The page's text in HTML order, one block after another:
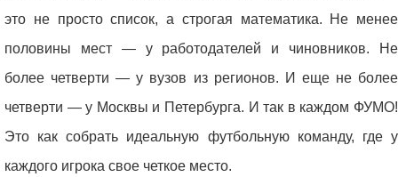
это не просто список, а строгая математика. Не менее
половины мест — у работодателей и чиновников. Не
более четверти — у вузов из регионов. И еще не более
четверти — у Москвы и Петербурга. И так в каждом ФУМО!
Это как собрать идеальную футбольную команду, где у
каждого игрока свое четкое место.